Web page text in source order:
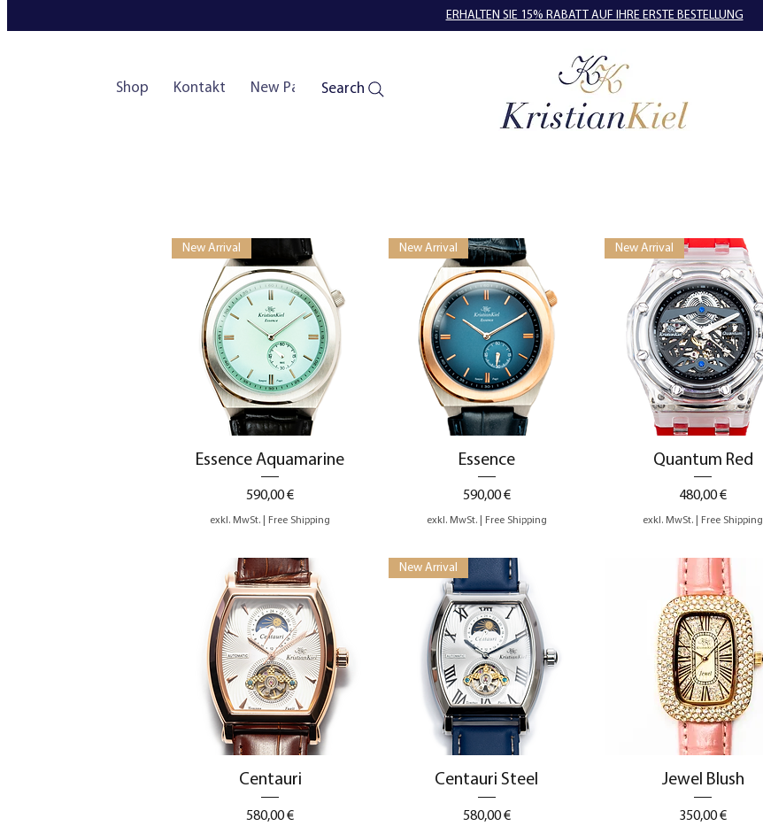
ERHALTEN SIE 15% RABATT AUF IHRE ERSTE BESTELLUNG
Shop Kontakt New Page Search
Schnellansicht
New Arrival
Essence Aquamarine
Preis
590,00 €
exkl. MwSt. Free Shipping
Schnellansicht
New Arrival
Essence
Preis
590,00 €
exkl. MwSt.| Free Shipping
Schnellansicht
New Arrival
Quantum Red
Preis
480,00 €
exkl. MwSt. Free Shipping
Schnellansicht
Centauri
Preis
580,00 €
Schnellansicht
New Arrival
Centauri Steel
Preis
580,00 €
Schnellansicht
Jewel Blush
Preis
350,00 €